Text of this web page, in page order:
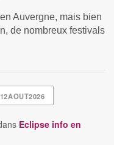
Auvergne, mais bien
de nombreux festivals
12AOUT2026
Eclipse info en